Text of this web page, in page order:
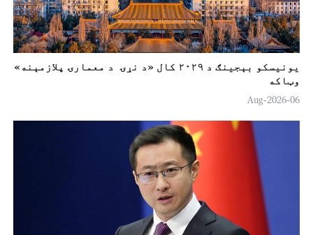
یونیسکو بېجینګ د ۲۰۲۹ کال «د نړۍ د معمارۍ پلازمېنه»
وټاکه
06-Aug-2026